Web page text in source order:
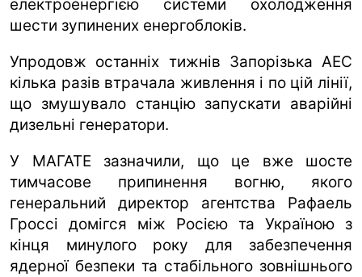
електроенергією системи охолодження
шести зупинених енергоблоків.
Упродовж останніх тижнів Запорізька АЕС
кілька разів втрачала живлення і по цій лінії,
що змушувало станцію запускати аварійні
дизельні генератори.
У МАГАТЕ зазначили, що це вже шосте
тимчасове припинення вогню, якого
генеральний директор агентства Рафаель
Гроссі домігся між Росією та Україною з
кінця минулого року для забезпечення
ядерної безпеки та стабільного зовнішнього